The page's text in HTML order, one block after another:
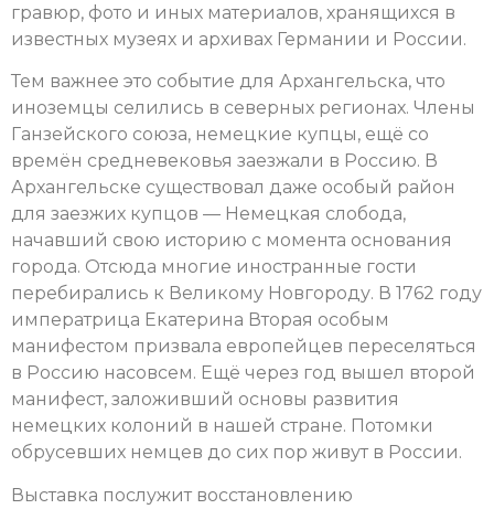
гравюр, фото и иных материалов, хранящихся в
известных музеях и архивах Германии и России.
Тем важнее это событие для Архангельска, что
иноземцы селились в северных регионах. Члены
Ганзейского союза, немецкие купцы, ещё со
времён средневековья заезжали в Россию. В
Архангельске существовал даже особый район
для заезжих купцов — Немецкая слобода,
начавший свою историю с момента основания
города. Отсюда многие иностранные гости
перебирались к Великому Новгороду. В 1762 году
императрица Екатерина Вторая особым
манифестом призвала европейцев переселяться
в Россию насовсем. Ещё через год вышел второй
манифест, заложивший основы развития
немецких колоний в нашей стране. Потомки
обрусевших немцев до сих пор живут в России.
Выставка послужит восстановлению